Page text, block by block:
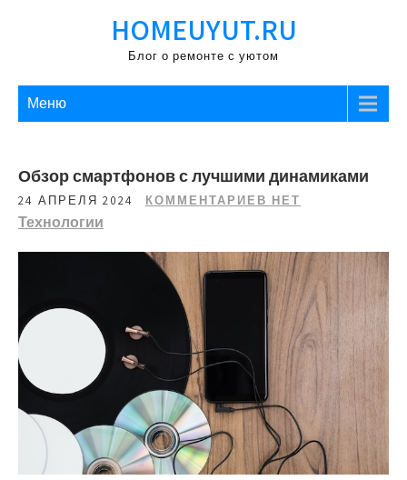
HOMEUYUT.RU
Блог о ремонте с уютом
Меню
Обзор смартфонов с лучшими динамиками
24 АПРЕЛЯ 2024 КОММЕНТАРИЕВ НЕТ
Технологии